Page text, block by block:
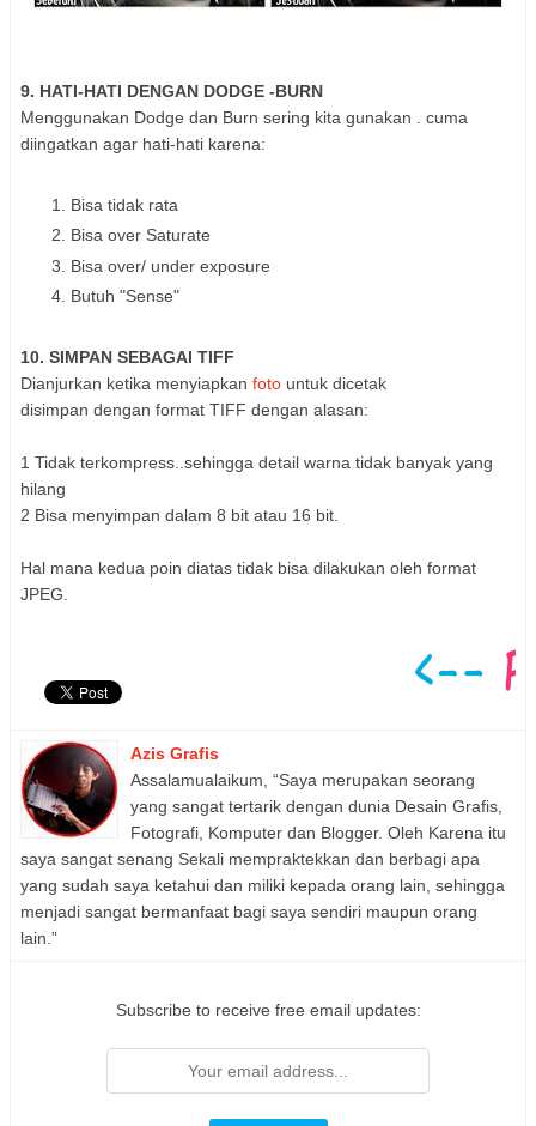
9. HATI-HATI DENGAN DODGE -BURN
Menggunakan Dodge dan Burn sering kita gunakan . cuma
diingatkan agar hati-hati karena:
Bisa tidak rata
Bisa over Saturate
Bisa over/ under exposure
Butuh "Sense"
10. SIMPAN SEBAGAI TIFF
Dianjurkan ketika menyiapkan foto untuk dicetak
disimpan dengan format TIFF dengan alasan:
1 Tidak terkompress..sehingga detail warna tidak banyak yang
hilang
2 Bisa menyimpan dalam 8 bit atau 16 bit.
Hal mana kedua poin diatas tidak bisa dilakukan oleh format
JPEG.
Azis Grafis
Assalamualaikum, “Saya merupakan seorang
yang sangat tertarik dengan dunia Desain Grafis,
Fotografi, Komputer dan Blogger. Oleh Karena itu
saya sangat senang Sekali mempraktekkan dan berbagi apa
yang sudah saya ketahui dan miliki kepada orang lain, sehingga
menjadi sangat bermanfaat bagi saya sendiri maupun orang
lain.”
Subscribe to receive free email updates: